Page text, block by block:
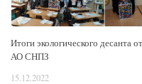
Итоги экологического десанта от
АО СНПЗ
15.12.2022